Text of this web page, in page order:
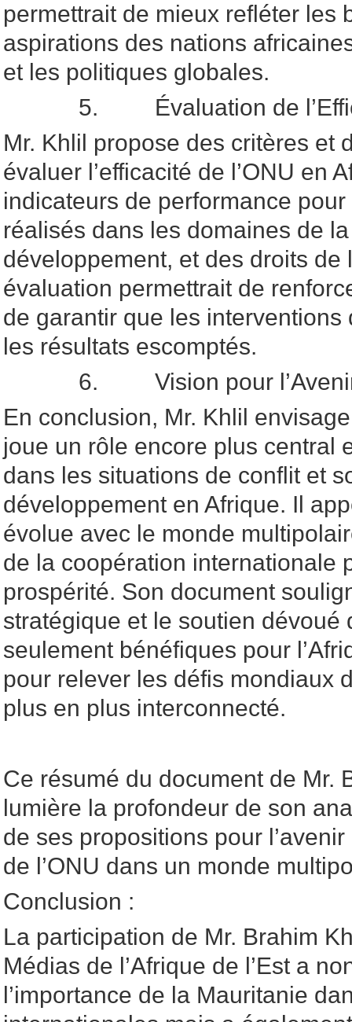
permettrait de mieux refléter les
aspirations des nations
et les politiques globales.
5. Évaluation de
Mr. Khlil propose des critères et
évaluer l’efficacité de l’ONU en
indicateurs de performance
réalisés dans les domaines de
développement, et des droits de
évaluation permettrait de
de garantir que les interventions
les résultats escomptés.
6. Vision pour
En conclusion, Mr. Khlil
joue un rôle encore plus central
dans les situations de conflit et
développement en Afrique. Il
évolue avec le monde
de la coopération internationale
prospérité. Son document
stratégique et le soutien dévoué
seulement bénéfiques pour
pour relever les défis mondiaux
plus en plus interconnecté.
Ce résumé du document de Mr.
lumière la profondeur de son
de ses propositions pour
de l’ONU dans un monde
Conclusion :
La participation de Mr. Brahim
Médias de l’Afrique de l’Est a
l’importance de la Mauritanie